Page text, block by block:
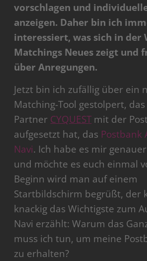
vorschlagen und
anzeigen. Daher bin ich
interessiert, was sich in der
Matchings Neues zeigt und
über Anregungen.
Jetzt bin ich zufällig über ein
Matching-Tool gestolpert,
Partner CYQUEST mit der
aufgesetzt hat, das Postbank
Navi. Ich habe es mir
und möchte es euch einmal
Beginn wird man auf einem
Startbildschirm begrüßt, der
knackig das Wichtigste zum
Navi erzählt: Warum das
muss ich tun, um meine
zu erhalten?